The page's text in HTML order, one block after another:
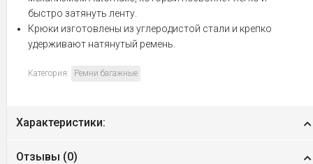
быстро затянуть ленту.
Крюки изготовлены из углеродистой стали и крепко
удерживают натянутый ремень.
Категория: Ремни багажные
Характеристики:
Отзывы (0)